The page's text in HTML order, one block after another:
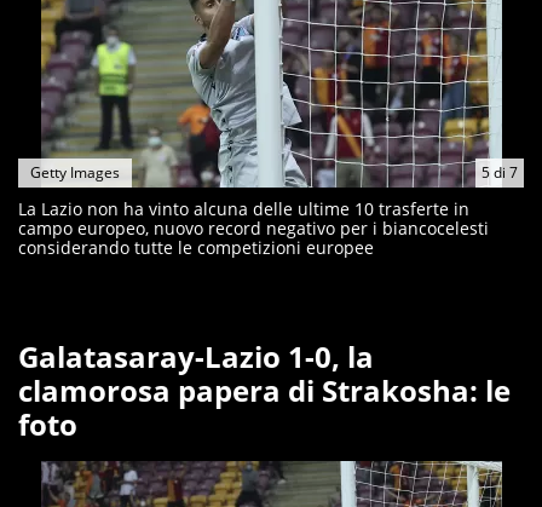
5di 7
Getty Images
La Lazio non ha vinto alcuna delle ultime 10 trasferte in
campo europeo, nuovo record negativo per i biancocelesti
considerando tutte le competizioni europee
Galatasaray-Lazio 1-0, la
clamorosa papera di Strakosha: le
foto